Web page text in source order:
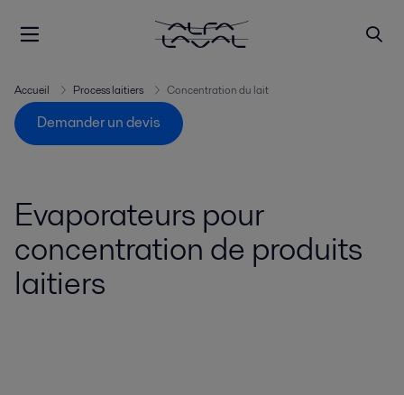
Accueil Process laitiers Concentration du lait
Demander un devis
Evaporateurs pour
concentration de produits
laitiers